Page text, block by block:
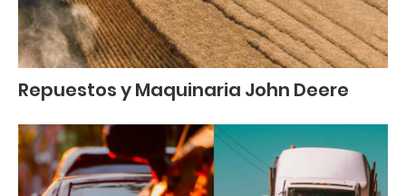
Repuestos y Maquinaria John Deere